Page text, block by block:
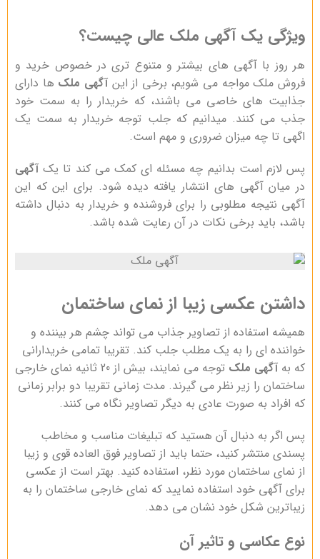
ویژگی یک آگهی ملک عالی چیست؟
هر روز با آگهی های بیشتر و متنوع تری در خصوص خرید و
فروش ملک مواجه می شویم، برخی از اینآگهی ملک ها دارای
جذابیت های خاصی می باشند، که خریدار را به سمت خود
جذب می کنند. میدانیم که جلب توجه خریدار به سمت یک
اگهی تا چه میزان ضروری و مهم است.
پس لازم است بدانیم چه مسئله ای کمک می کند تا یک آگهی
در میان آگهی های انتشار یافته دیده شود. برای این که این
آگهی نتیجه مطلوبی را برای فروشنده و خریدار به دنبال داشته
باشد، باید برخی نکات در آن رعایت شده باشد.
داشتن عکسی زیبا از نمای ساختمان
همیشه استفاده از تصاویر جذاب می تواند چشم هر بیننده و
خواننده ای را به یک مطلب جلب کند. تقریبا تمامی خریدارانی
که به آگهی ملک
توجه می نمایند، بیش از 20 ثانیه نمای خارجی
ساختمان را زیر نظر می گیرند. مدت زمانی تقریبا دو برابر زمانی
که افراد به صورت عادی به دیگر تصاویر نگاه می کنند.
پس اگر به دنبال آن هستید که تبلیغات مناسب و مخاطب
پسندی منتشر کنید، حتما باید از تصاویر فوق العاده قوی و زیبا
از نمای ساختمان مورد نظر، استفاده کنید. بهتر است از عکسی
برای آگهی خود استفاده نمایید که نمای خارجی ساختمان را به
زیباترین شکل خود نشان می دهد.
نوع عکاسی و تاثیر آن